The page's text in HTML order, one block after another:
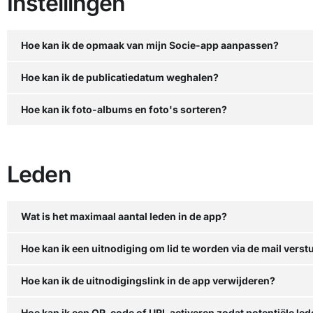
Hoe kan ik de opmaak van mijn Socie-app aanpassen?
Hoe kan ik de publicatiedatum weghalen?
Hoe kan ik foto-albums en foto's sorteren?
Leden
Wat is het maximaal aantal leden in de app?
Hoe kan ik een uitnodiging om lid te worden via de mail
Hoe kan ik de uitnodigingslink in de app verwijderen?